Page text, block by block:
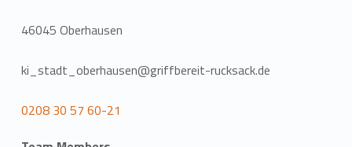
46045 Oberhausen
ki_stadt_oberhausen@griffbereit-rucksack.de
0208 30 57 60-21